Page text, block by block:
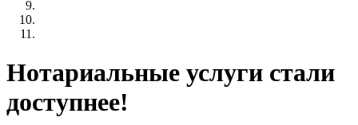
Нотариальные услуги стали
доступнее!